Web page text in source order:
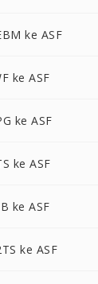
ke ASF
ke ASF
ke ASF
ke ASF
ke ASF
ke ASF